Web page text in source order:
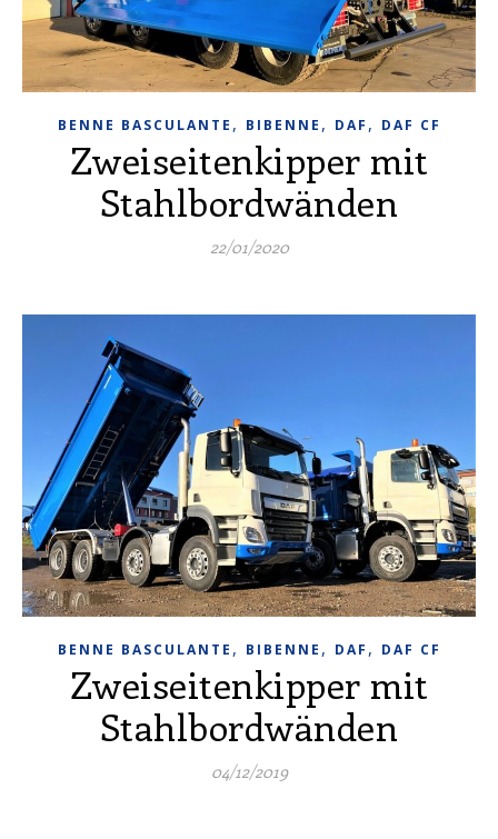
BENNE BASCULANTE , BIBENNE , DAF , DAF CF
Zweiseitenkipper mit
Stahlbordwänden
22/01/2020
BENNE BASCULANTE , BIBENNE , DAF , DAF CF
Zweiseitenkipper mit
Stahlbordwänden
04/12/2019